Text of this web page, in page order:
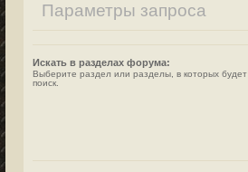
Параметры запроса
Искать в разделах форума:
Выберите раздел или разделы, в которых будет
поиск.